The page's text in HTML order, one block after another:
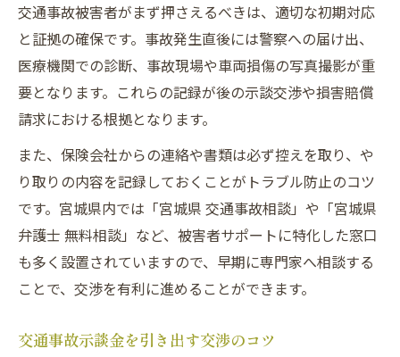
交通事故被害者がまず押さえるべきは、適切な初期対応
と証拠の確保です。事故発生直後には警察への届け出、
医療機関での診断、事故現場や車両損傷の写真撮影が重
要となります。これらの記録が後の示談交渉や損害賠償
請求における根拠となります。
また、保険会社からの連絡や書類は必ず控えを取り、や
り取りの内容を記録しておくことがトラブル防止のコツ
です。宮城県内では「宮城県 交通事故相談」や「宮城県
弁護士 無料相談」など、被害者サポートに特化した窓口
も多く設置されていますので、早期に専門家へ相談する
ことで、交渉を有利に進めることができます。
交通事故示談金を引き出す交渉のコツ